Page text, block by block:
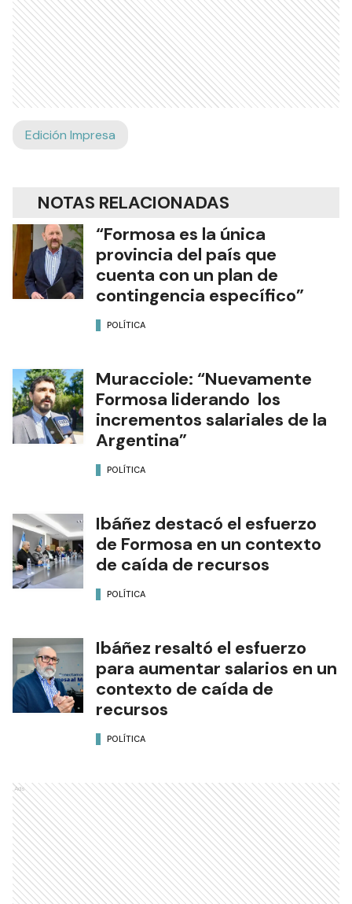
Edición Impresa
NOTAS RELACIONADAS
“Formosa es la única
provincia del país que
cuenta con un plan de
contingencia específico”
POLÍTICA
Muracciole: “Nuevamente
Formosa liderando los
incrementos salariales de la
Argentina”
POLÍTICA
Ibáñez destacó el esfuerzo
de Formosa en un contexto
de caída de recursos
POLÍTICA
Ibáñez resaltó el esfuerzo
para aumentar salarios en un
contexto de caída de
recursos
POLÍTICA
Ads